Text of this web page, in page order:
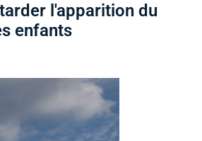
l'apparition du
enfants